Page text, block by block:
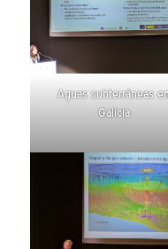
Aguas subterráneas
Galicia